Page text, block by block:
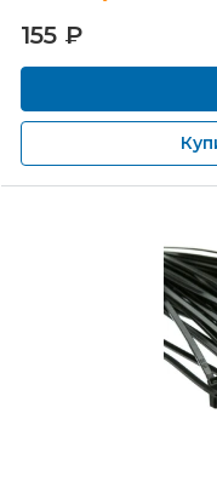
155 ₽